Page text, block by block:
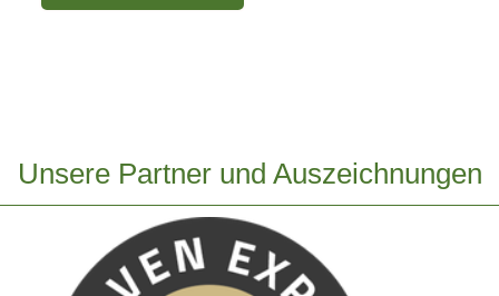
Unsere Partner und Auszeichnungen